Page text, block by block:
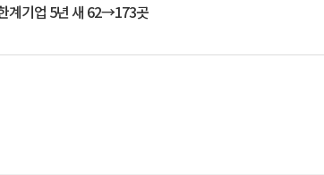
계기업 5년 새 62→173곳